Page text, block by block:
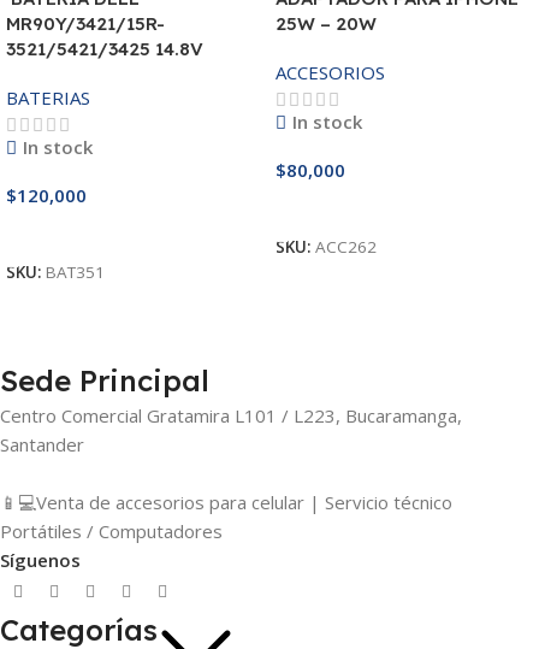
MR90Y/3421/15R-
3521/5421/3425 14.8V
BATERIAS
In stock
$120,000
SKU: BAT351
25W – 20W
ACCESORIOS
In stock
$80,000
SKU: ACC262
Sede Principal
Centro Comercial Gratamira L101 / L223, Bucaramanga,
Santander
📱💻Venta de accesorios para celular | Servicio técnico
Portátiles / Computadores
Síguenos
Categorías